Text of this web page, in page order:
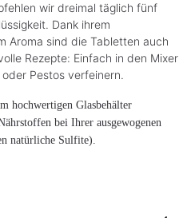
wir dreimal täglich fünf
Dank ihrem
Aroma sind die Tabletten auch
Rezepte: Einfach in den Mixer
Pestos verfeinern.
hochwertigen Glasbehälter
bei Ihrer ausgewogenen
natürliche Sulfite).